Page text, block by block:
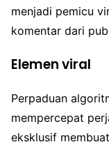
menjadi pemicu
komentar dari
Elemen viral
Perpaduan
mempercepat
eksklusif